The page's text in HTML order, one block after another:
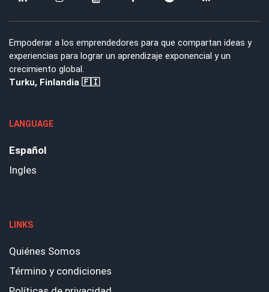
Empoderar a los emprendedores para que compartan ideas y
experiencias para lograr un aprendizaje exponencial y un
crecimiento global.
Turku, Finlandia 🇫🇮
LANGUAGE
Español
Ingles
LINKS
Quiénes Somos
Término y condiciones